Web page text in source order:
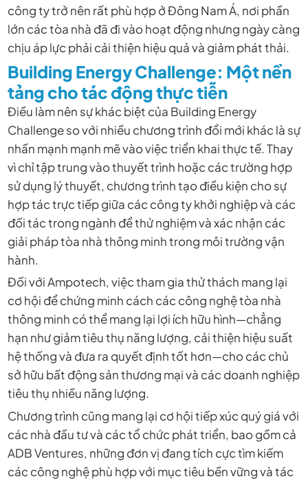
công ty trở nên rất phù hợp ở Đông Nam Á, nơi phần
lớn các tòa nhà đã đi vào hoạt động nhưng ngày càng
chịu áp lực phải cải thiện hiệu quả và giảm phát thải.
Building Energy Challenge: Một nền
tảng cho tác động thực tiễn
Điều làm nên sự khác biệt của Building Energy
Challenge so với nhiều chương trình đổi mới khác là sự
nhấn mạnh mạnh mẽ vào việc triển khai thực tế. Thay
vì chỉ tập trung vào thuyết trình hoặc các trường hợp
sử dụng lý thuyết, chương trình tạo điều kiện cho sự
hợp tác trực tiếp giữa các công ty khởi nghiệp và các
đối tác trong ngành để thử nghiệm và xác nhận các
giải pháp tòa nhà thông minh trong môi trường vận
hành.
Đối với Ampotech, việc tham gia thử thách mang lại
cơ hội để chứng minh cách các công nghệ tòa nhà
thông minh có thể mang lại lợi ích hữu hình—chẳng
hạn như giảm tiêu thụ năng lượng, cải thiện hiệu suất
hệ thống và đưa ra quyết định tốt hơn—cho các chủ
sở hữu bất động sản thương mại và các doanh nghiệp
tiêu thụ nhiều năng lượng.
Chương trình cũng mang lại cơ hội tiếp xúc quý giá với
các nhà đầu tư và các tổ chức phát triển, bao gồm cả
ADB Ventures, những đơn vị đang tích cực tìm kiếm
các công nghệ phù hợp với mục tiêu bền vững và tác